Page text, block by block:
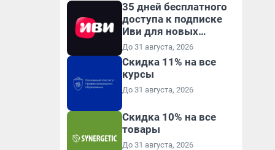
35 дней бесплатного
доступа к подписке
Иви для новых
пользователей
До 31 августа, 2026
Скидка 11% на все
курсы
До 31 августа, 2026
Скидка 10% на все
товары
До 31 августа, 2026